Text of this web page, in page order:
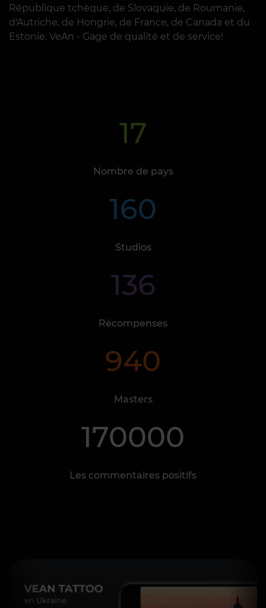
République tchèque, de Slovaquie, de Roumanie,
d'Autriche, de Hongrie, de France, de Canada et du
Estonie. VeAn - Gage de qualité et de service!
17
Nombre de pays
160
Studios
136
Récompenses
940
Masters
170000
Les commentaires positifs